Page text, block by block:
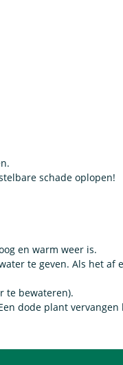
schade oplopen!
en warm weer is.
te geven. Als het af
te bewateren).
dode plant